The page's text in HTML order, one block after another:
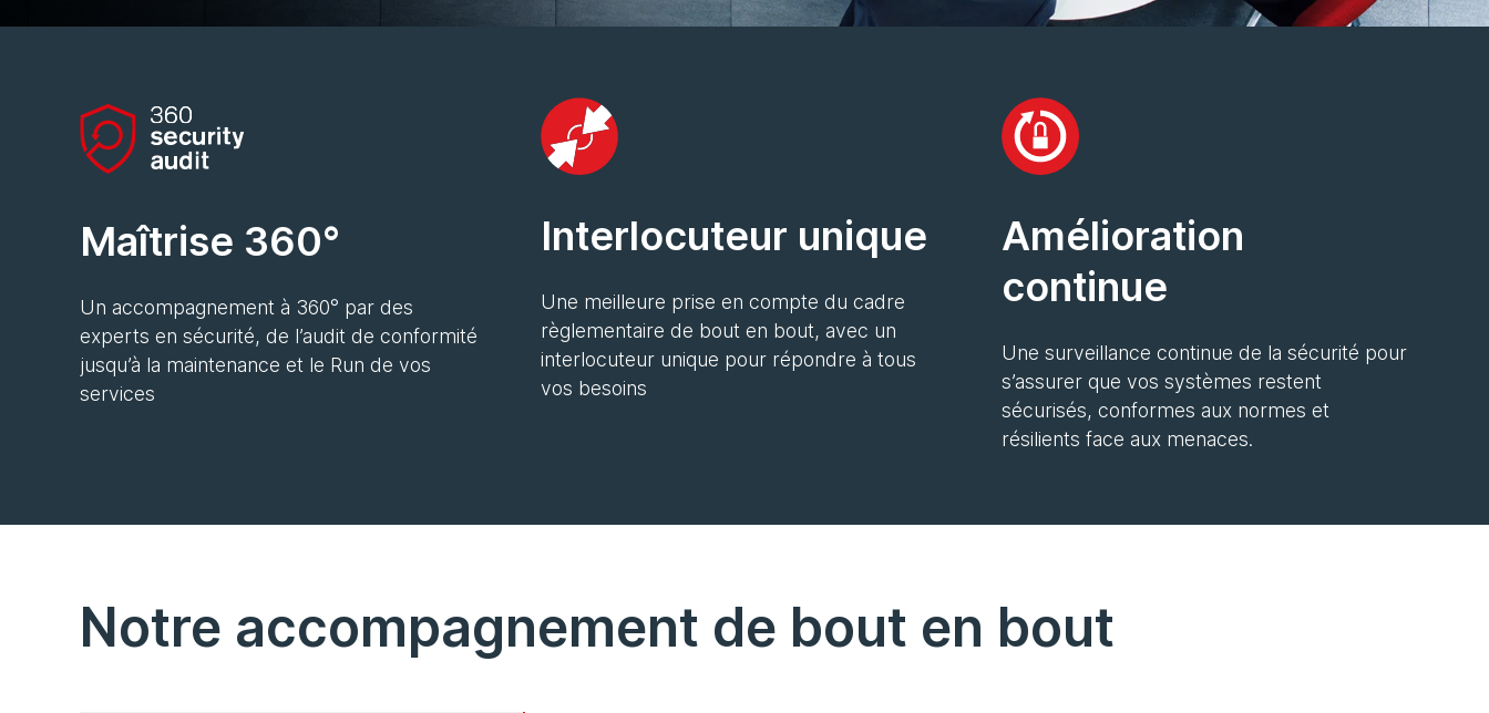
Maîtrise 360°
Un accompagnement à 360° par des
experts en sécurité, de l’audit de conformité
jusqu’à la maintenance et le Run de vos
services
Interlocuteur unique
Une meilleure prise en compte du cadre
règlementaire de bout en bout, avec un
interlocuteur unique pour répondre à tous
vos besoins
Amélioration
continue
Une surveillance continue de la sécurité pour
s’assurer que vos systèmes restent
sécurisés, conformes aux normes et
résilients face aux menaces.
Notre accompagnement de bout en bout